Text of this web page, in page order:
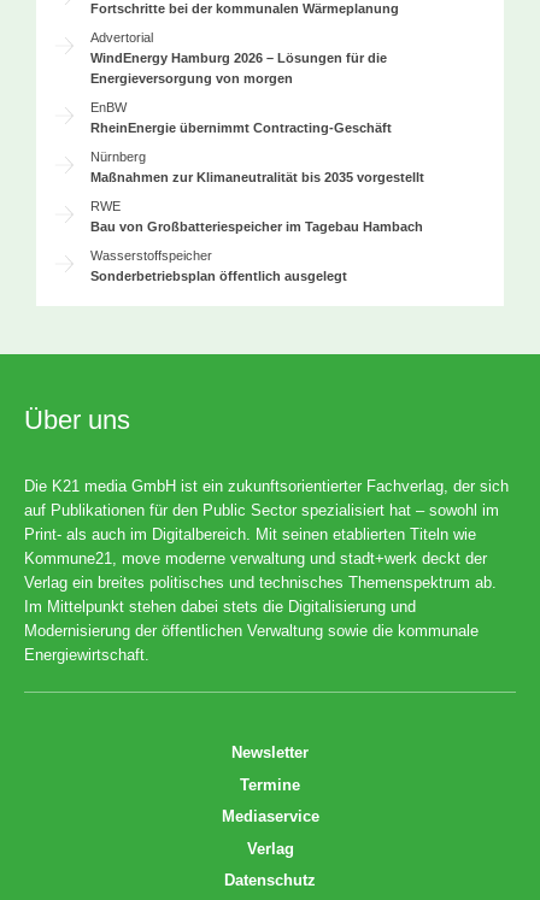
Fortschritte bei der kommunalen Wärmeplanung
Advertorial
WindEnergy Hamburg 2026 – Lösungen für die
Energieversorgung von morgen
EnBW
RheinEnergie übernimmt Contracting-Geschäft
Nürnberg
Maßnahmen zur Klimaneutralität bis 2035 vorgestellt
RWE
Bau von Großbatteriespeicher im Tagebau Hambach
Wasserstoffspeicher
Sonderbetriebsplan öffentlich ausgelegt
Über uns
Die K21 media GmbH ist ein zukunftsorientierter Fachverlag, der sich
auf Publikationen für den Public Sector spezialisiert hat – sowohl im
Print- als auch im Digitalbereich. Mit seinen etablierten Titeln wie
Kommune21, move moderne verwaltung und stadt+werk deckt der
Verlag ein breites politisches und technisches Themenspektrum ab.
Im Mittelpunkt stehen dabei stets die Digitalisierung und
Modernisierung der öffentlichen Verwaltung sowie die kommunale
Energiewirtschaft.
Newsletter
Termine
Mediaservice
Verlag
Datenschutz